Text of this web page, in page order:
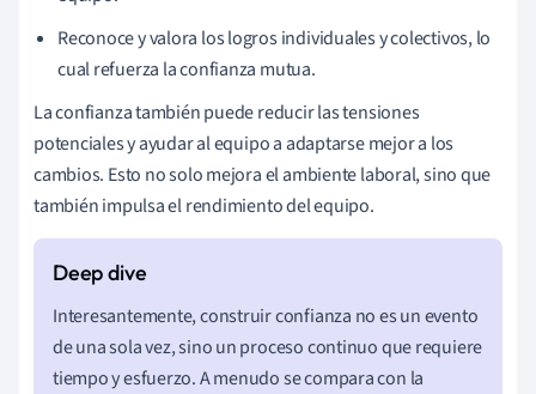
Reconoce y valora los logros individuales y colectivos, lo
cual refuerza la confianza mutua.
La confianza también puede reducir las tensiones
potenciales y ayudar al equipo a adaptarse mejor a los
cambios. Esto no solo mejora el ambiente laboral, sino que
también impulsa el rendimiento del equipo.
Interesantemente, construir confianza no es un evento
de una sola vez, sino un proceso continuo que requiere
tiempo y esfuerzo. A menudo se compara con la